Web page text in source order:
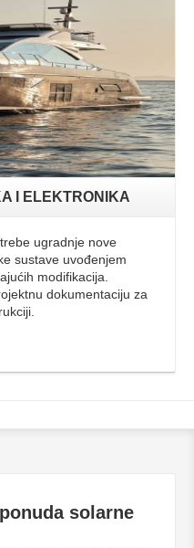
I ELEKTRONIKA
ugradnje nove
sustave uvođenjem
modifikacija.
dokumentaciju za
solarne